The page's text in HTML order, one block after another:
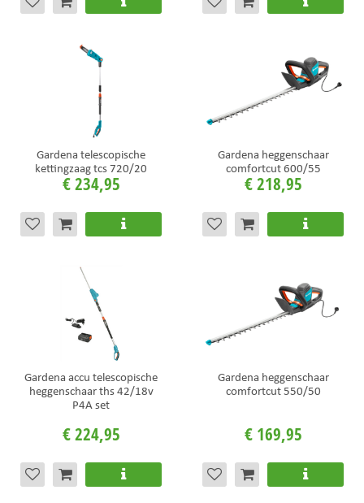
Gardena telescopische
kettingzaag tcs 720/20
€234,95
Gardena heggenschaar
comfortcut 600/55
€218,95
Gardena accu telescopische
heggenschaar ths 42/18v
P4A set
€224,95
Gardena heggenschaar
comfortcut 550/50
€ 169,95